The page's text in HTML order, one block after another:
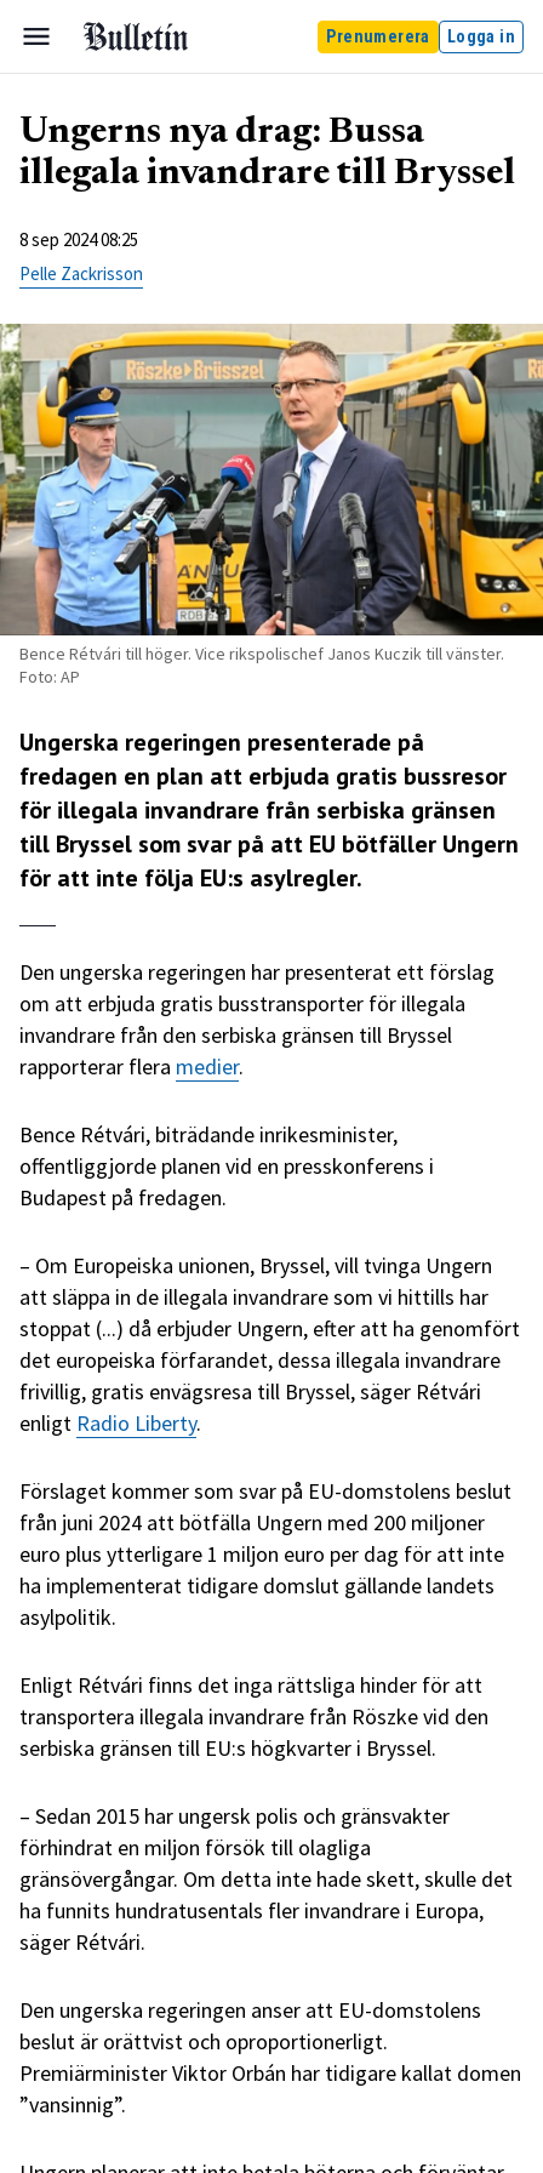
Prenumerera Logga in
Ungerns nya drag: Bussa
illegala invandrare till Bryssel
8 sep 2024 08:25
Pelle Zackrisson
Bence Rétvári till höger. Vice rikspolischef Janos Kuczik till vänster.
Foto: AP
Ungerska regeringen presenterade på
fredagen en plan att erbjuda gratis bussresor
för illegala invandrare från serbiska gränsen
till Bryssel som svar på att EU bötfäller Ungern
för att inte följa EU:s asylregler.
Den ungerska regeringen har presenterat ett förslag
om att erbjuda gratis busstransporter för illegala
invandrare från den serbiska gränsen till Bryssel
rapporterar flera medier.
Bence Rétvári, biträdande inrikesminister,
offentliggjorde planen vid en presskonferens i
Budapest på fredagen.
– Om Europeiska unionen, Bryssel, vill tvinga Ungern
att släppa in de illegala invandrare som vi hittills har
stoppat (...) då erbjuder Ungern, efter att ha genomfört
det europeiska förfarandet, dessa illegala invandrare
frivillig, gratis envägsresa till Bryssel, säger Rétvári
enligt Radio Liberty.
Förslaget kommer som svar på EU-domstolens beslut
från juni 2024 att bötfälla Ungern med 200 miljoner
euro plus ytterligare 1 miljon euro per dag för att inte
ha implementerat tidigare domslut gällande landets
asylpolitik.
Enligt Rétvári finns det inga rättsliga hinder för att
transportera illegala invandrare från Röszke vid den
serbiska gränsen till EU:s högkvarter i Bryssel.
– Sedan 2015 har ungersk polis och gränsvakter
förhindrat en miljon försök till olagliga
gränsövergångar. Om detta inte hade skett, skulle det
ha funnits hundratusentals fler invandrare i Europa,
säger Rétvári.
Den ungerska regeringen anser att EU-domstolens
beslut är orättvist och oproportionerligt.
Premiärminister Viktor Orbán har tidigare kallat domen
”vansinnig”.